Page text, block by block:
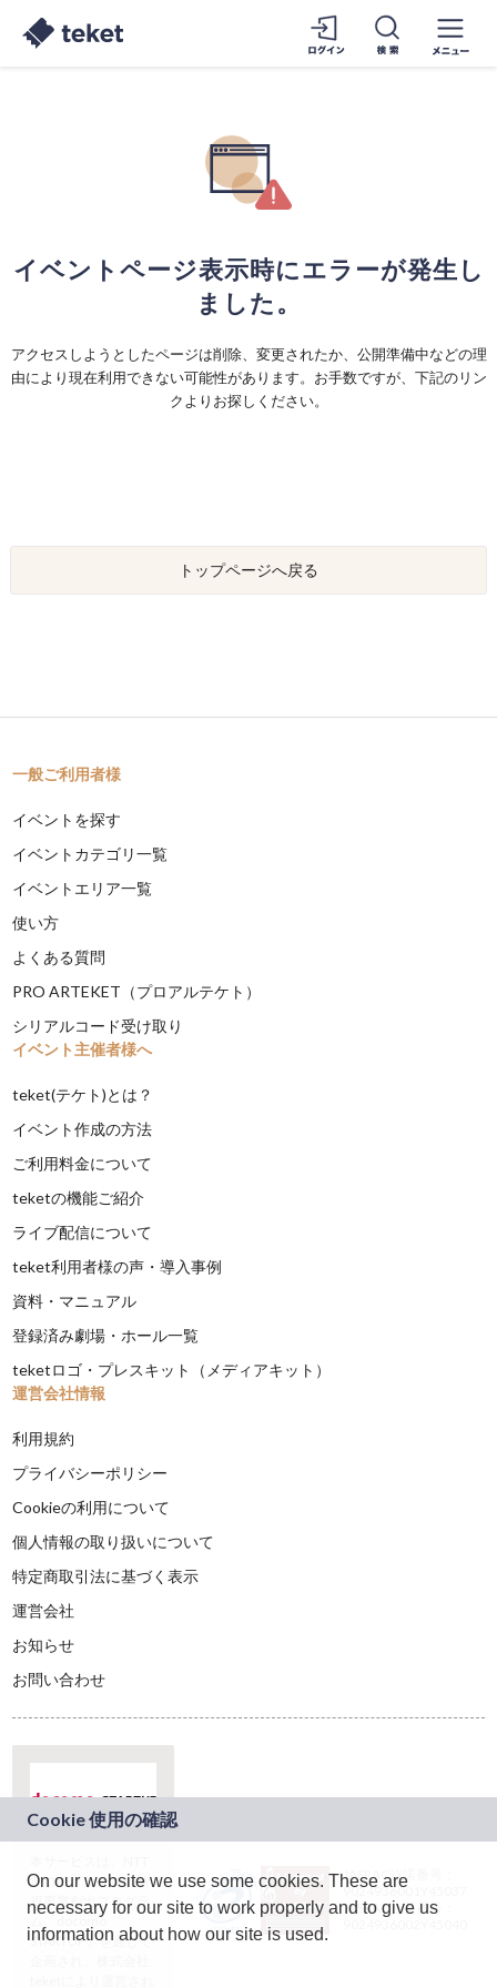
イベントページ表示時にエラーが発生し
ました。
アクセスしようとしたページは削除、変更されたか、公開準備中などの理
由により現在利用できない可能性があります。お手数ですが、下記のリン
クよりお探しください。
トップページへ戻る
一般ご利用者様
イベントを探す
イベントカテゴリ一覧
イベントエリア一覧
使い方
よくある質問
PRO ARTEKET（プロアルテケト）
シリアルコード受け取り
イベント主催者様へ
teket(テケト)とは？
イベント作成の方法
ご利用料金について
teketの機能ご紹介
ライブ配信について
teket利用者様の声・導入事例
資料・マニュアル
登録済み劇場・ホール一覧
teketロゴ・プレスキット（メディアキット）
運営会社情報
利用規約
プライバシーポリシー
Cookieの利用について
個人情報の取り扱いについて
特定商取引法に基づく表示
運営会社
お知らせ
お問い合わせ
ドコモグループの新
規事業創出プログラ
ム「docomo
STARTUP」を通じて
JASRAC許諾番号：
9024936001Y45037
JASRAC許諾番号：
On our website we use some cookies. These are
necessary for our site to work properly and to give us
information about how our site is used.